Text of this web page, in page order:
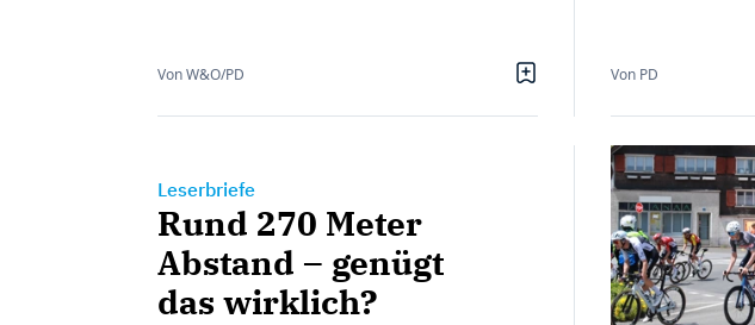
Von W&O/PD Von PD
Leserbriefe
Rund 270 Meter
Abstand – genügt
das wirklich?